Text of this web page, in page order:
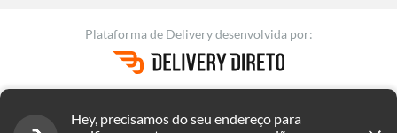
Plataforma de Deliverydesenvolvida por:
Versão 2.29.225
Termos de uso
Termos e políticas de Suburbanos - SP Tatuapé
Nós utilizamos Cookies para garantir que você tenha uma melhor
Hey, precisamos do seu endereço para